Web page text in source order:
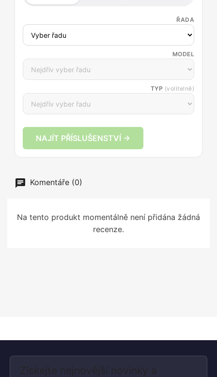
ŘADA
MODEL
TYP (volitelně)
NAJÍT PŘÍSLUŠENSTVÍ →
Komentáře (0)
Na tento produkt momentálně není přidána žádná
recenze.
Získejte nejnovější novinky a